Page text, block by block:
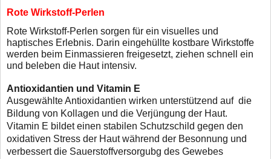
Rote Wirkstoff-Perlen
Rote Wirkstoff-Perlen sorgen für ein visuelles und
haptisches Erlebnis. Darin eingehüllte kostbare Wirkstoffe
werden beim Einmassieren freigesetzt, ziehen schnell ein
und beleben die Haut intensiv.
Antioxidantien und Vitamin E
Ausgewählte Antioxidantien wirken unterstützend auf die
Bildung von Kollagen und die Verjüngung der Haut.
Vitamin E bildet einen stabilen Schutzschild gegen den
oxidativen Stress der Haut während der Besonnung und
verbessert die Sauerstoffversorgubg des Gewebes